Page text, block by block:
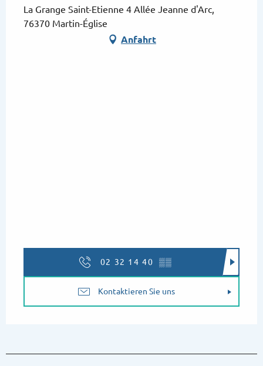
La Grange Saint-Etienne 4 Allée Jeanne d'Arc,
76370 Martin-Église
Anfahrt
02 32 14 40 ▒▒
Kontaktieren Sie uns